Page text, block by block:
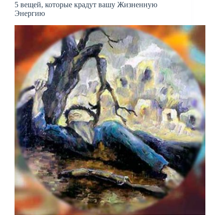
5 вещей, которые крадут вашу Жизненную
Энергию